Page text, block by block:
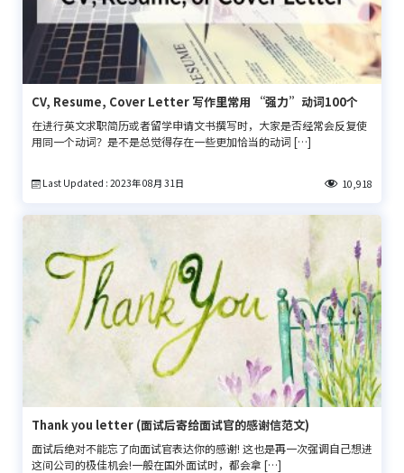
CV, Resume, Cover Letter 写作里常用 “强力”动词100个
在进行英文求职简历或者留学申请文书撰写时，大家是否经常会反复使
用同一个动词？是不是总觉得存在一些更加恰当的动词 […]
Last Updated : 2023年 08月 31日 10,918
Thank you letter (面试后寄给面试官的感谢信范文)
面试后绝对不能忘了向面试官表达你的感谢! 这也是再一次强调自己想进
这间公司的极佳机会!一般在国外面试时，都会拿 […]